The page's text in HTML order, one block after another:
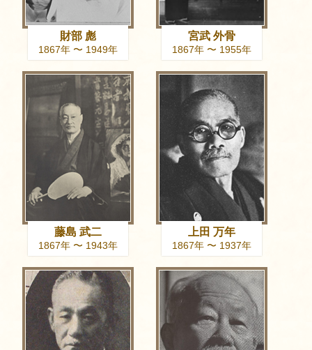
財部 彪
1867年 〜 1949年
宮武 外骨
1867年 〜 1955年
藤島 武二
1867年 〜 1943年
上田 万年
1867年 〜 1937年